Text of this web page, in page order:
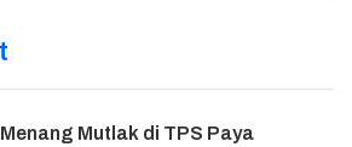
Mutlak di TPS Paya